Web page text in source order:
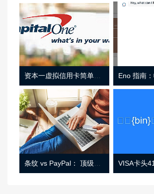
资本一虚拟信用卡简单介绍
条纹 vs PayPal： 顶级功能， 定价 （和更多！